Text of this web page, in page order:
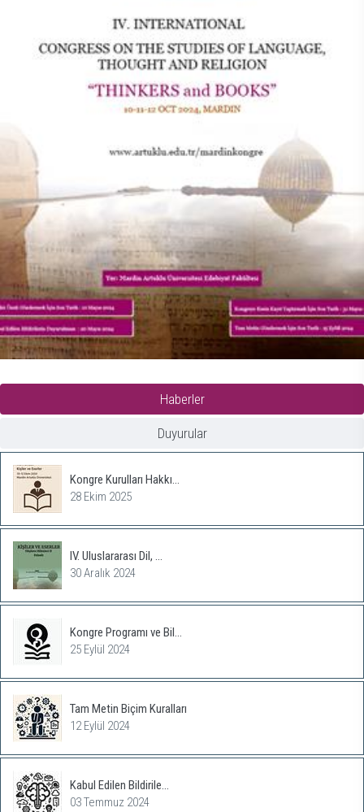
Haberler
Duyurular
Kongre Kurulları Hakkı...
28 Ekim 2025
IV. Uluslararası Dil, ...
30 Aralık 2024
Kongre Programı ve Bil...
25 Eylül 2024
Tam Metin Biçim Kuralları
12 Eylül 2024
Kabul Edilen Bildirile...
03 Temmuz 2024